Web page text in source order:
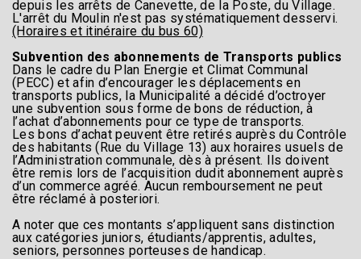
depuis les arrêts de Canevette, de la Poste, du Village.
L'arrêt du Moulin n'est pas systématiquement desservi.
(Horaires et itinéraire du bus 60)
Subvention des abonnements de Transports publics
Dans le cadre du Plan Energie et Climat Communal
(PECC) et afin d’encourager les déplacements en
transports publics, la Municipalité a décidé d’octroyer
une subvention sous forme de bons de réduction, à
l’achat d’abonnements pour ce type de transports.
Les bons d’achat peuvent être retirés auprès du Contrôle
des habitants (Rue du Village 13) aux horaires usuels de
l’Administration communale, dès à présent. Ils doivent
être remis lors de l’acquisition dudit abonnement auprès
d’un commerce agréé. Aucun remboursement ne peut
être réclamé à posteriori.
A noter que ces montants s’appliquent sans distinction
aux catégories juniors, étudiants/apprentis, adultes,
seniors, personnes porteuses de handicap.